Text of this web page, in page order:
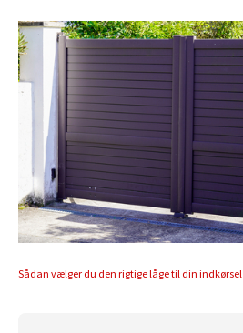
Sådan vælger du den rigtige låge til din indkørsel